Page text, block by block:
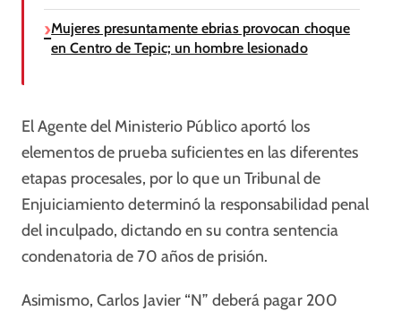
Mujeres presuntamente ebrias provocan choque
en Centro de Tepic; un hombre lesionado
El Agente del Ministerio Público aportó los
elementos de prueba suficientes en las diferentes
etapas procesales, por lo que un Tribunal de
Enjuiciamiento determinó la responsabilidad penal
del inculpado, dictando en su contra sentencia
condenatoria de 70 años de prisión.
Asimismo, Carlos Javier “N” deberá pagar 200